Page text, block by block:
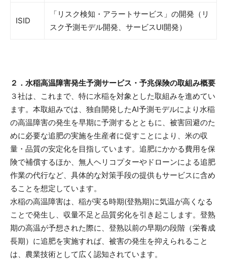
ISID
「リスク検知・アラートサービス」の開発（リ
スク予測モデル開発、サービスUI開発）
２． 水稲高温障害発生予測サービス・予兆保険の取組み概要
３社は、これまで、特に水稲を対象とした取組みを進めてい
ます。本取組みでは、独自開発したAI予測モデルにより水稲
の高温障害の発生を早期に予測するとともに、被害回避のた
めに必要な追肥の実施を生産者に促すことにより、米の収
量・品質の安定化を目指しています。追肥にかかる費用を保
険で補償するほか、無人ヘリコプターやドローンによる追肥
作業の代行など、具体的な対策手段の提供もサービスに含め
ることを想定しています。
水稲の高温障害は、稲が実る時期(登熟期)に気温が高くなる
ことで発生し、収量不足と品質劣化を引き起こします。登熟
期の高温が予想された際に、登熟以前の早期の段階（栄養成
長期）に追肥を実施すれば、被害の発生を抑えられること
は、農業技術として広く認知されています。